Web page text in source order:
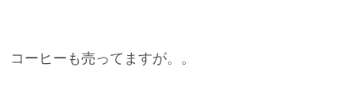
コーヒーも売ってますが。。